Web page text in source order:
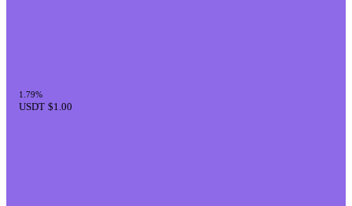
1.79%
USDT $1.00